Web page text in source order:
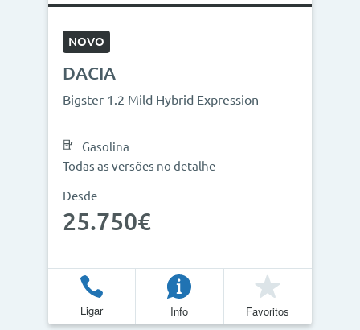
NOVO
DACIA
Bigster 1.2 Mild Hybrid Expression
Gasolina
Todas as versões no detalhe
Desde
25.750€
Ligar Info Favoritos